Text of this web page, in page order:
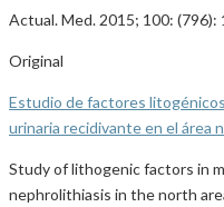
Actual. Med. 2015; 100: (796):
Original
Estudio de factores
urinaria recidivante en el área
Study of lithogenic factors in
nephrolithiasis in the north